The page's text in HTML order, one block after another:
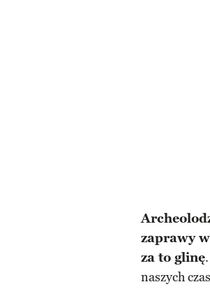
zaprawy
za to glinę
naszych